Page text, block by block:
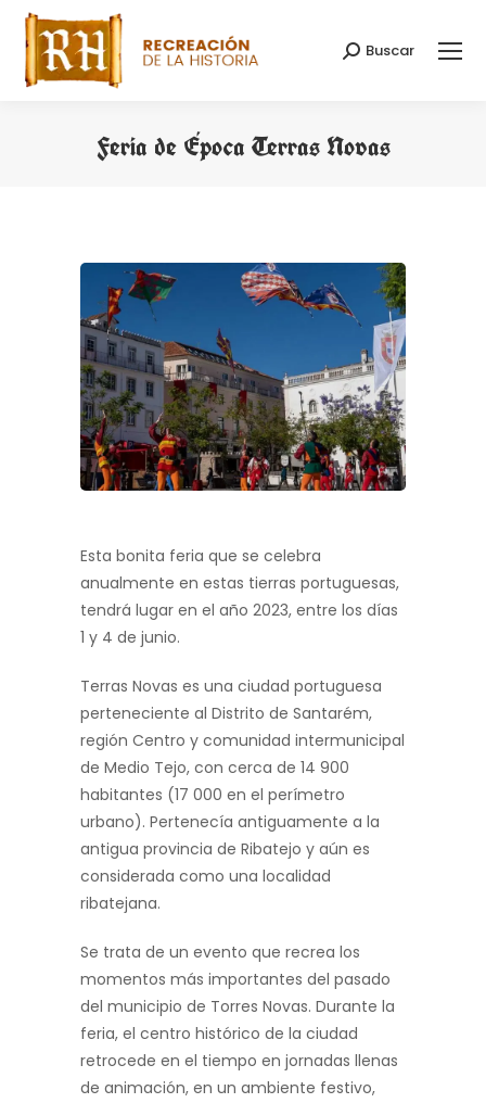
Buscar:
Buscar
Feria de Época Terras Novas
Esta bonita feria que se celebra
anualmente en estas tierras portuguesas,
tendrá lugar en el año 2023, entre los días
1 y 4 de junio.
Terras Novas es una ciudad portuguesa
perteneciente al Distrito de Santarém,
región Centro y comunidad intermunicipal
de Medio Tejo, con cerca de 14 900
habitantes (17 000 en el perímetro
urbano). Pertenecía antiguamente a la
antigua provincia de Ribatejo y aún es
considerada como una localidad
ribatejana.
Se trata de un evento que recrea los
momentos más importantes del pasado
del municipio de Torres Novas. Durante la
feria, el centro histórico de la ciudad
retrocede en el tiempo en jornadas llenas
de animación, en un ambiente festivo,